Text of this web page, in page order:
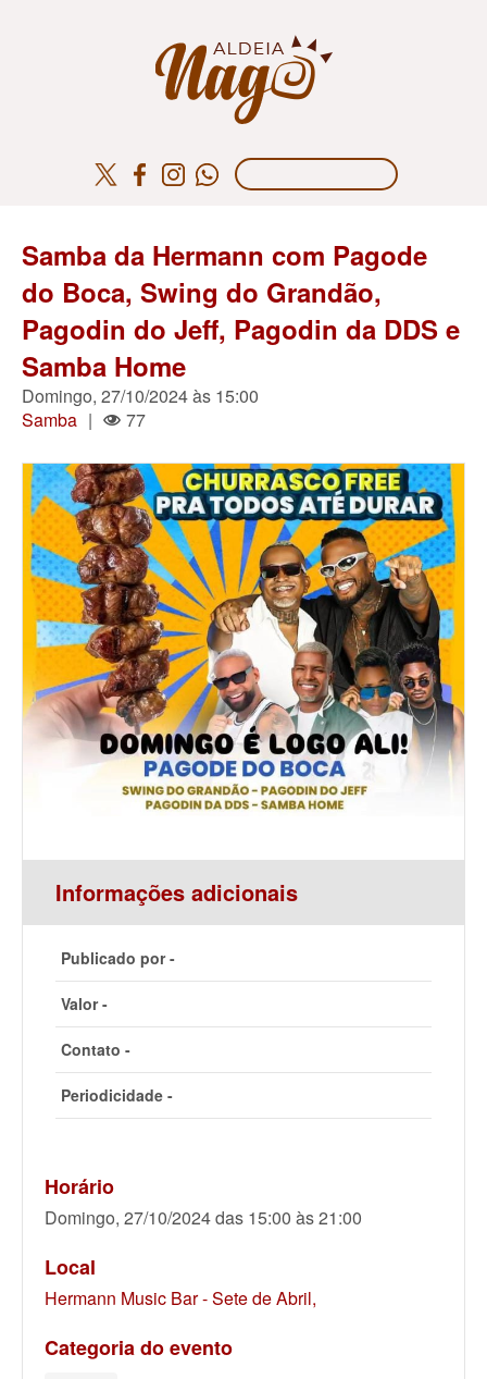
Samba da Hermann com Pagode
do Boca, Swing do Grandão,
Pagodin do Jeff, Pagodin da DDS e
Samba Home
Domingo, 27/10/2024 às 15:00
Samba | 77
Informações adicionais
Publicado por -
Valor -
Contato -
Periodicidade -
Horário
Domingo, 27/10/2024 das 15:00 às 21:00
Local
Hermann Music Bar - Sete de Abril,
Categoria do evento